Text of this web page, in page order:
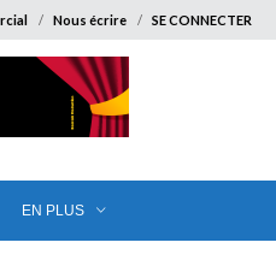
Nous écrire SE CONNECTER
EN PLUS